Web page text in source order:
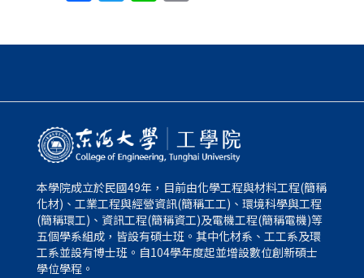
本學院成立於民國49年，目前由化學工程與材料工程(簡稱
化材)、工業工程與經營資訊(簡稱工工)、環境科學與工程
(簡稱環工)、資訊工程(簡稱資工)及電機工程(簡稱電機)等
五個學系組成，皆設有碩士班。其中化材系、工工系及環
工系並設有博士班。自104學年度起並增設數位創新碩士
學位學程。